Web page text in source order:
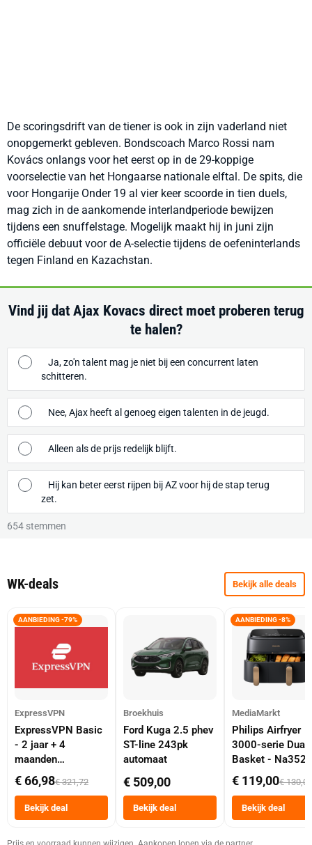
De scoringsdrift van de tiener is ook in zijn vaderland niet
onopgemerkt gebleven. Bondscoach Marco Rossi nam
Kovács onlangs voor het eerst op in de 29-koppige
voorselectie van het Hongaarse nationale elftal. De spits, die
voor Hongarije Onder 19 al vier keer scoorde in tien duels,
mag zich in de aankomende interlandperiode bewijzen
tijdens een snuffelstage. Mogelijk maakt hij in juni zijn
officiële debuut voor de A-selectie tijdens de oefeninterlands
tegen Finland en Kazachstan.
Vind jij dat Ajax Kovacs direct moet proberen terug
te halen?
Ja, zo'n talent mag je niet bij een concurrent laten
schitteren.
Nee, Ajax heeft al genoeg eigen talenten in de jeugd.
Alleen als de prijs redelijk blijft.
Hij kan beter eerst rijpen bij AZ voor hij de stap terug
zet.
654 stemmen
WK-deals Bekijk alle deals
AANBIEDING -79%
ExpressVPN
ExpressVPN Basic
- 2 jaar + 4
maanden
abonnement
€ 66,98€ 321,72
Bekijk deal
Broekhuis
Ford Kuga 2.5 phev
ST-line 243pk
automaat
€ 509,00
Bekijk deal
AANBIEDING -8%
MediaMarkt
Philips Airfryer
3000-serie Dual
Basket -
Dubbele Mand 9
Tot 6 Personen
Heteluchtfriteuse
Zwart
€ 119,00€ 130,00
Bekijk deal